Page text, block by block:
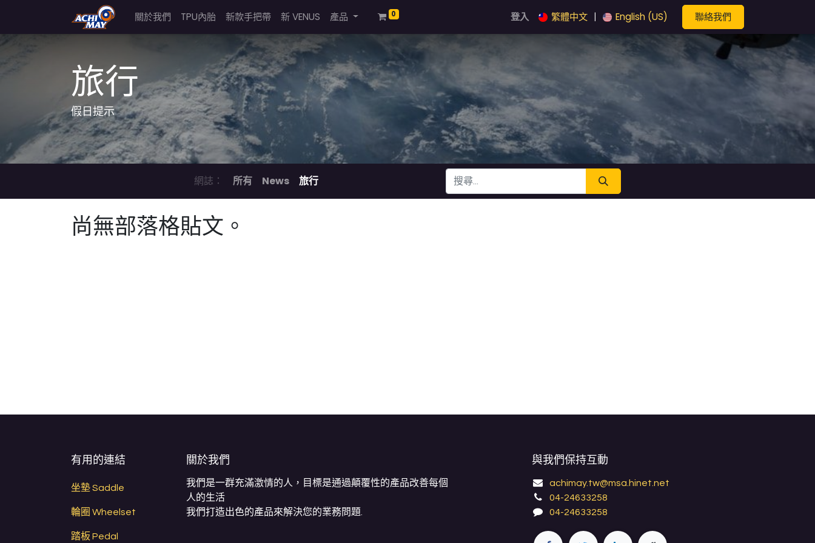
關於我們 TPU內胎 新款手把帶 新 VENUS 產品 0 登入 繁體中文 English (US) 聯絡我們
旅行
假日提示
網誌： 所有 News 旅行
尚無部落格貼文。
有用的連結
坐墊 Saddle
輪圈 Wheelset
踏板 Pedal
關於我們
我們是一群充滿激情的人，目標是通過顛覆性的產品改善每個
人的生活
我們打造出色的產品來解決您的業務問題.
與我們保持互動
achimay.tw@msa.hinet.net
04-24633258
04-24633258